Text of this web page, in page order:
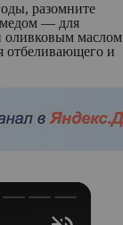
разомните
медом — для
маслом
отбеливающего и